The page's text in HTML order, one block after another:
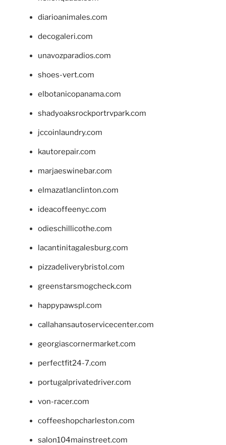
diarioanimales.com
decogaleri.com
unavozparadios.com
shoes-vert.com
elbotanicopanama.com
shadyoaksrockportrvpark.com
jccoinlaundry.com
kautorepair.com
marjaeswinebar.com
elmazatlanclinton.com
ideacoffeenyc.com
odieschillicothe.com
lacantinitagalesburg.com
pizzadeliverybristol.com
greenstarsmogcheck.com
happypawspl.com
callahansautoservicecenter.com
georgiascornermarket.com
perfectfit24-7.com
portugalprivatedriver.com
von-racer.com
coffeeshopcharleston.com
salon104mainstreet.com